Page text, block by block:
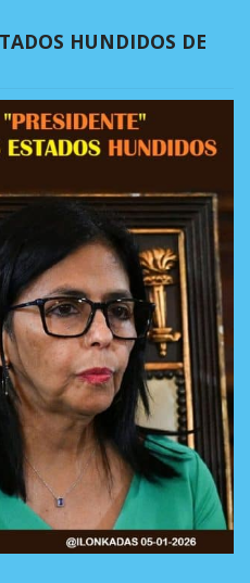
HUNDIDOS DE